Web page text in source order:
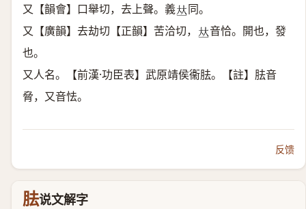
又【韻會】口舉切，去上聲。義𠀤同。
又【廣韻】去劫切【正韻】苦洽切， 𠀤音恰。開也，發
也。
又人名。【前漢·功臣表】武原靖侯衞胠。【註】胠音
脅，又音怯。
反馈
胠说文解字